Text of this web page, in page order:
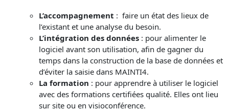
L’accompagnement : faire un état des lieux de
l’existant et une analyse du besoin.
L’intégration des données : pour alimenter le
logiciel avant son utilisation, afin de gagner du
temps dans la construction de la base de données et
d’éviter la saisie dans MAINTI4.
La formation : pour apprendre à utiliser le logiciel
avec des formations certifiées qualité. Elles ont lieu
sur site ou en visioconférence.